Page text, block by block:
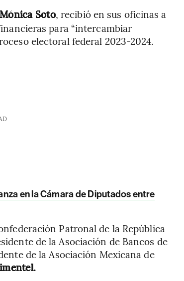
Mónica Soto, recibió en sus oficinas a
para “intercambiar
electoral federal 2023-2024.
en la Cámara de Diputados entre
Patronal de la República
de la Asociación de Bancos de
de la Asociación Mexicana de